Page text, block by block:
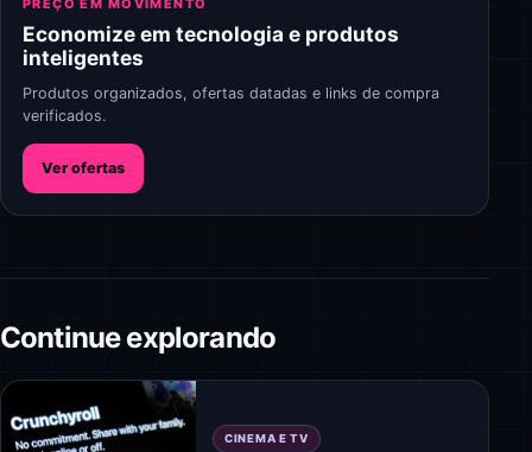
PREÇO EM MOVIMENTO
Economize em tecnologia e produtos
inteligentes
Produtos organizados, ofertas datadas e links de compra
verificados.
Ver ofertas
Continue explorando
CINEMA E TV